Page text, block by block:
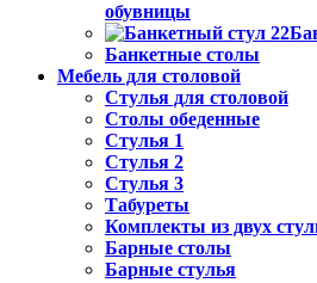
обувницы
Банкетные столы
Мебель для столовой
Стулья для столовой
Столы обеденные
Стулья 1
Стулья 2
Стулья 3
Табуреты
Комплекты из двух
Барные столы
Барные стулья